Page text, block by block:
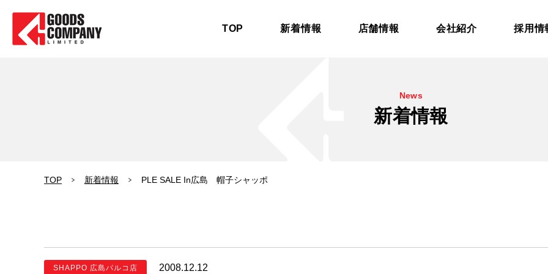
TOP 新着情報 店舗情報 会社紹介 採用情
News
新着情報
TOP 新着情報 PLE SALE In広島 帽子シャッポ
SHAPPO 広島パルコ店 2008.12.12